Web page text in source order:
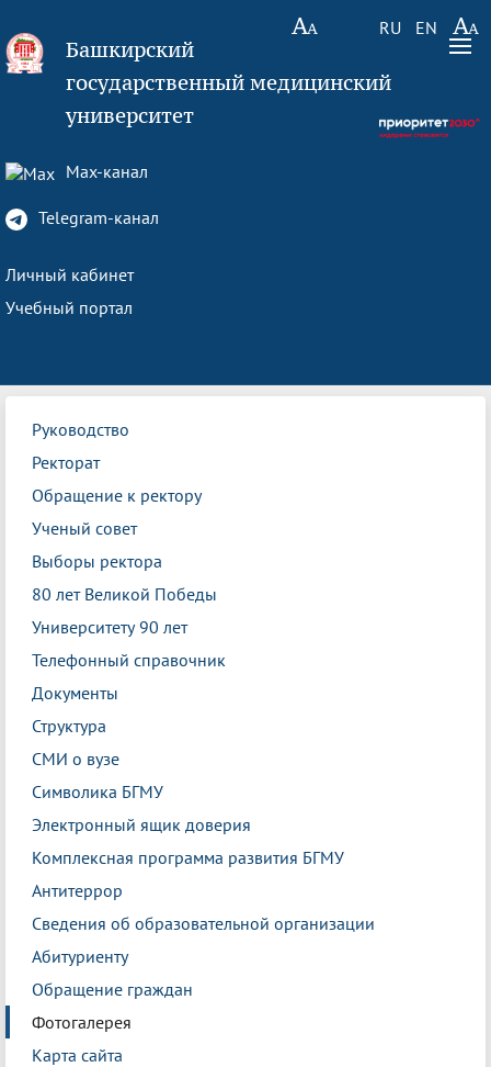
RU EN
Башкирский
государственный медицинский
университет
Max-канал
Telegram-канал
Личный кабинет
Учебный портал
Руководство
Ректорат
Обращение к ректору
Ученый совет
Выборы ректора
80 лет Великой Победы
Университету 90 лет
Телефонный справочник
Документы
Структура
СМИ о вузе
Символика БГМУ
Электронный ящик доверия
Комплексная программа развития БГМУ
Антитеррор
Сведения об образовательной организации
Абитуриенту
Обращение граждан
Фотогалерея
Карта сайта